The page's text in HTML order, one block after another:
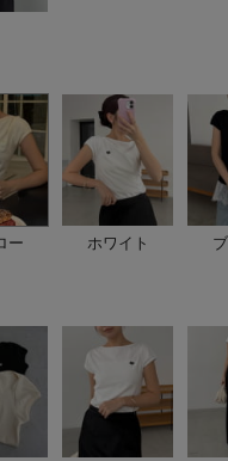
ー ホワイト